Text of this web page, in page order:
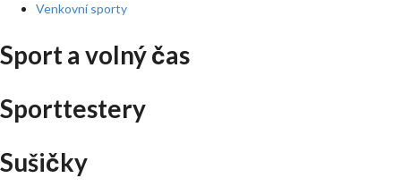
Venkovní sporty
Sport a volný čas
Sporttestery
Sušičky